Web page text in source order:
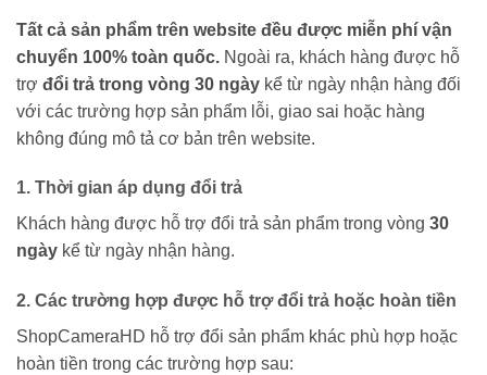
Tất cả sản phẩm trên website đều được miễn phí vận
chuyển 100% toàn quốc. Ngoài ra, khách hàng được hỗ
trợ đổi trả trong vòng 30 ngày kể từ ngày nhận hàng đối
với các trường hợp sản phẩm lỗi, giao sai hoặc hàng
không đúng mô tả cơ bản trên website.
1. Thời gian áp dụng đổi trả
Khách hàng được hỗ trợ đổi trả sản phẩm trong vòng 30
ngày kể từ ngày nhận hàng.
2. Các trường hợp được hỗ trợ đổi trả hoặc hoàn tiền
ShopCameraHD hỗ trợ đổi sản phẩm khác phù hợp hoặc
hoàn tiền trong các trường hợp sau: